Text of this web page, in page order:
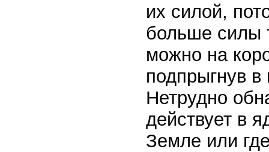
их силой,
больше силы
можно на
подпрыгнув в
Нетрудно
действует в
Земле или